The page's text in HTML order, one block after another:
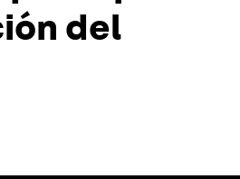
del